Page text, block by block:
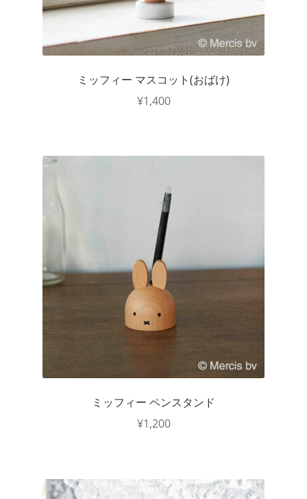
ミッフィー マスコット(おばけ)
¥1,400
ミッフィー ペンスタンド
¥1,200